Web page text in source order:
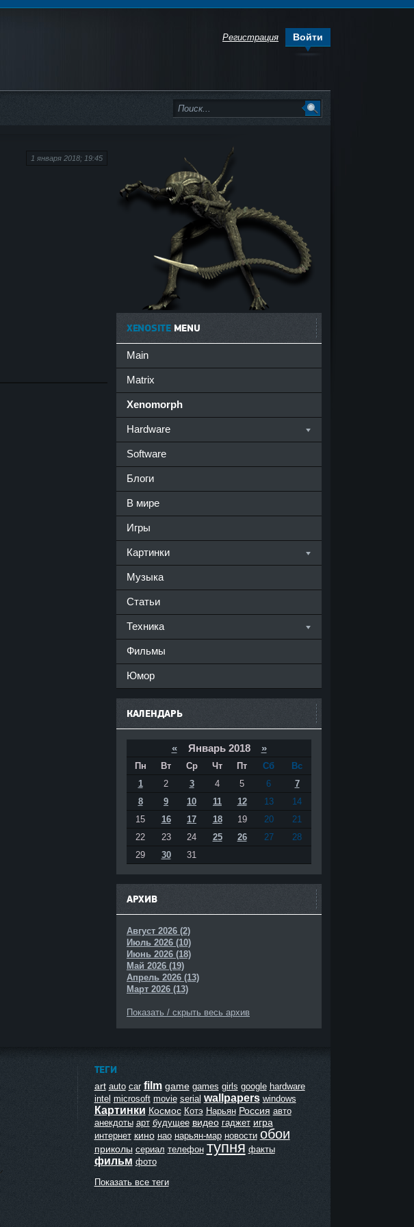
Регистрация Войти
1 января 2018; 19:45
XENOSITEMENU
Main
Matrix
Xenomorph
Hardware
Software
Блоги
В мире
Игры
Картинки
Музыка
Статьи
Техника
Фильмы
Юмор
КАЛЕНДАРЬ
«Январь 2018 »
Пн Вт Ср Чт Пт Сб
Вс
1
2 3 4 5 6
7
8
9 10 11 12 13
14
15
16 17 18 19 20
21
22
23 24 25 26 27
28
29
30 31
АРХИВ
Август 2026 (2)
Июль 2026 (10)
Июнь 2026 (18)
Май 2026 (19)
Апрель 2026 (13)
Март 2026 (13)
Показать / скрыть весь архив
ТЕГИ
art auto car film game games girls google hardware
intel microsoft movie serial wallpapers windows
Картинки Космос Котэ Нарьян Россия авто
анекдоты арт будущее видео гаджет игра
интернет кино нао нарьян-мар новости обои
приколы сериал телефон тупня факты
фильм фото
Показать все теги